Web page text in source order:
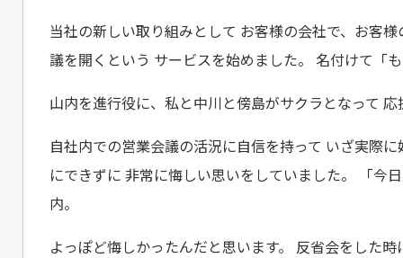
当社の新しい取り組みとして お客様の会社で、お客
議を開くという サービスを始めました。 名付けて「
山内を進行役に、私と中川と傍島がサクラとなって
自社内での営業会議の活況に自信を持って いざ実際
にできずに 非常に悔しい思いをしていました。 「今
内。
よっぽど悔しかったんだと思います。 反省会をした